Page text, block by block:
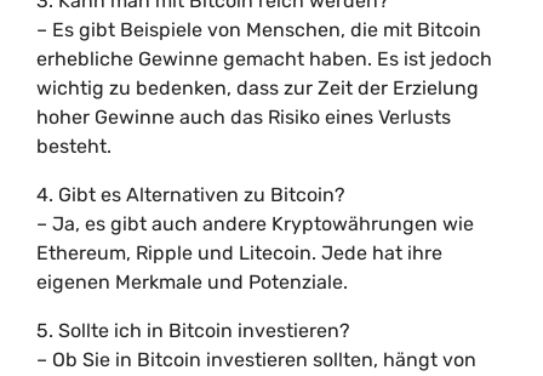
– Es gibt Beispiele von Menschen, die mit Bitcoin
erhebliche Gewinne gemacht haben. Es ist jedoch
wichtig zu bedenken, dass zur Zeit der Erzielung
hoher Gewinne auch das Risiko eines Verlusts
besteht.
4. Gibt es Alternativen zu Bitcoin?
– Ja, es gibt auch andere Kryptowährungen wie
Ethereum, Ripple und Litecoin. Jede hat ihre
eigenen Merkmale und Potenziale.
5. Sollte ich in Bitcoin investieren?
– Ob Sie in Bitcoin investieren sollten, hängt von